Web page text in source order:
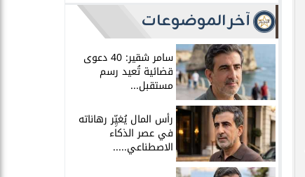
آخر الموضوعات
سامر شقير: 40 دعوى
قضائية تُعيد رسم
مستقبل...
رأس المال يُغيِّر رهاناته
في عصر الذكاء
الاصطناعي.....